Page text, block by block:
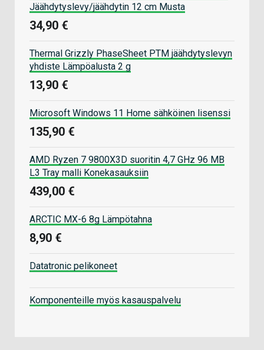
Jäähdytyslevy/jäähdytin 12 cm Musta
34,90 €
Thermal Grizzly PhaseSheet PTM jäähdytyslevyn
yhdiste Lämpöalusta 2 g
13,90 €
Microsoft Windows 11 Home sähköinen lisenssi
135,90 €
AMD Ryzen 7 9800X3D suoritin 4,7 GHz 96 MB
L3 Tray malli Konekasauksiin
439,00 €
ARCTIC MX-6 8g Lämpötahna
8,90 €
Datatronic pelikoneet
Komponenteille myös kasauspalvelu